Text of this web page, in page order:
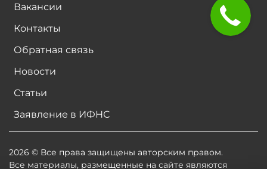
Вакансии
Контакты
Обратная связь
Новости
Статьи
Заявление в ИФНС
2026 © Все права защищены авторским правом.
Все материалы, размещенные на сайте являются